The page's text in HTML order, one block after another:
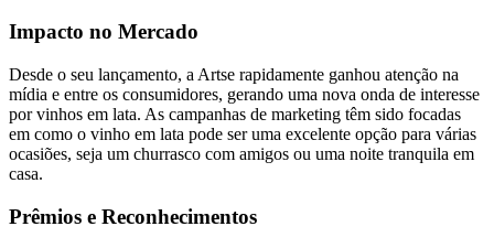
Impacto no Mercado
Desde o seu lançamento, a Artse rapidamente ganhou atenção na
mídia e entre os consumidores, gerando uma nova onda de interesse
por vinhos em lata. As campanhas de marketing têm sido focadas
em como o vinho em lata pode ser uma excelente opção para várias
ocasiões, seja um churrasco com amigos ou uma noite tranquila em
casa.
Prêmios e Reconhecimentos